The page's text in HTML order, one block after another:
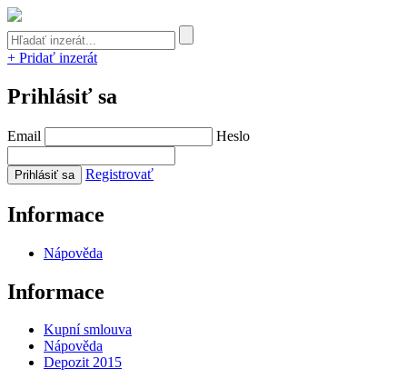
+ Pridať inzerát
Prihlásiť sa
Email Heslo
Registrovať
Informace
Nápověda
Informace
Kupní smlouva
Nápověda
Depozit 2015